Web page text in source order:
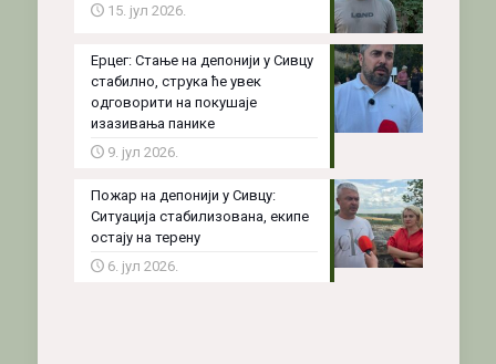
15. јул 2026.
Ерцег: Стање на депонији у Сивцу
стабилно, струка ће увек
одговорити на покушаје
изазивања панике
9. јул 2026.
Пожар на депонији у Сивцу:
Ситуација стабилизована, екипе
остају на терену
6. јул 2026.